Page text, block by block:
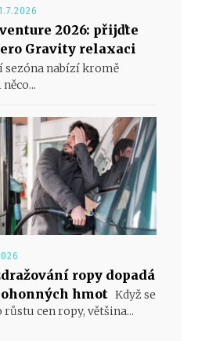
2026: přijďte
Gravity relaxaci
sezóna nabízí kromě
ropy dopadá
hmot Když se
cen ropy, většina...